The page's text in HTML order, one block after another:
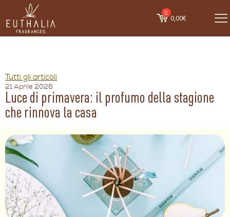
0
0,00€
Tutti gli articoli
21 Aprile 2026
Luce di primavera: il profumo della stagione
che rinnova la casa